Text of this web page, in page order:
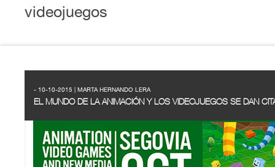
videojuegos
- 10-10-2015 | MARTA HERNANDO LERA
EL MUNDO DE LA ANIMACIÓN Y LOS VIDEOJUEGOS SE DAN